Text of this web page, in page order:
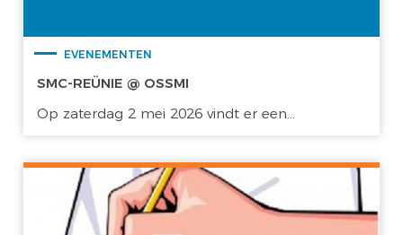
EVENEMENTEN
SMC-REÜNIE @ OSSMI
Op zaterdag 2 mei 2026 vindt er een...